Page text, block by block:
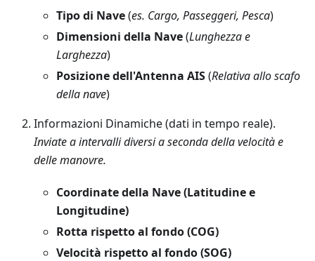
Tipo di Nave(es. Cargo, Passeggeri, Pesca)
Dimensioni della Nave(Lunghezza e
Larghezza)
Posizione dell'Antenna AIS(Relativa allo scafo
della nave)
Informazioni Dinamiche (dati in tempo reale).
Inviate a intervalli diversi a seconda della velocità e
delle manovre.
Coordinate della Nave (Latitudine e
Longitudine)
Rotta rispetto al fondo (COG)
Velocità rispetto al fondo (SOG)